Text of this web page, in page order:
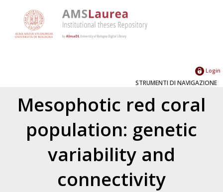
Login
STRUMENTI DI NAVIGAZIONE
Mesophotic red coral
population: genetic
variability and
connectivity